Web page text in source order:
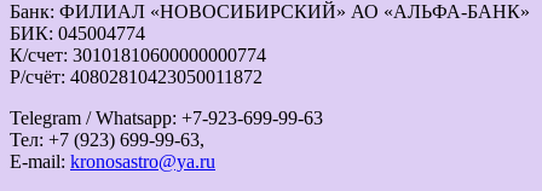
Банк: ФИЛИАЛ «НОВОСИБИРСКИЙ» АО «АЛЬФА-БАНК»
БИК: 045004774
К/счет: 30101810600000000774
Р/счёт: 40802810423050011872
Telegram / Whatsapp: +7-923-699-99-63
Тел: +7 (923) 699-99-63,
E-mail: kronosastro@ya.ru